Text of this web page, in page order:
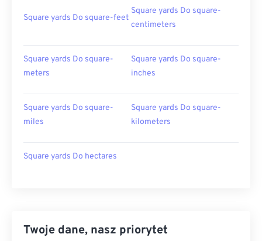
Square yards Do square-feet
Square yards Do square-
centimeters
Square yards Do square-
meters
Square yards Do square-
inches
Square yards Do square-
miles
Square yards Do square-
kilometers
Square yards Do hectares
Twoje dane, nasz priorytet